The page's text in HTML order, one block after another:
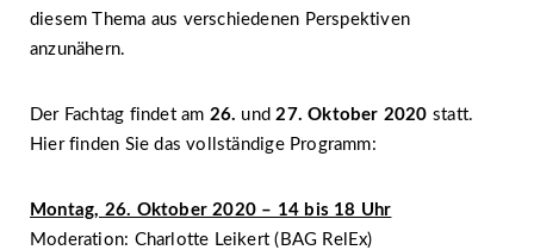
diesem Thema aus verschiedenen Perspektiven
anzunähern.
Der Fachtag findet am 26. und 27. Oktober 2020 statt.
Hier finden Sie das vollständige Programm:
Montag, 26. Oktober 2020 – 14 bis 18 Uhr
Moderation: Charlotte Leikert (BAG RelEx)